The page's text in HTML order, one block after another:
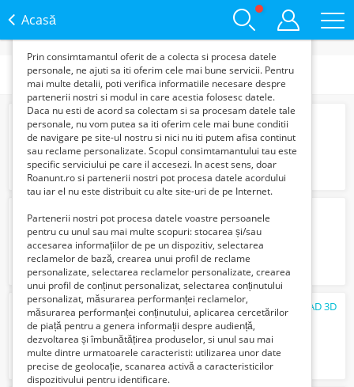
Acasă
Subcategorii
Sudor
Gratuit
Sef echipa montaj structuri metalice
Gratuit
Colaborator Arhitectură AutoCAD ArchiCAD 3D
Verifica cu vanzatorul
functie de interesele si nevoile tale. De asemenea, aceste
date sunt folosite pentru analizarea traffic-ului pe site-ul
Prin consimtamantul oferit de a colecta si procesa datele
personale, ne ajuti sa iti oferim cele mai bune servicii. Pentru
mai multe detalii, poti verifica informatiile necesare despre
partenerii nostri si modul in care acestia folosesc datele.
Daca nu esti de acord sa colectam si sa procesam datele tale
personale, nu vom putea sa iti oferim cele mai bune conditii
de navigare pe site-ul nostru si nici nu iti putem afisa continut
sau reclame personalizate. Scopul consimtamantului tau este
specific serviciului pe care il accesezi. In acest sens, doar
Roanunt.ro si partenerii nostri pot procesa datele acordului
tau iar el nu este distribuit cu alte site-uri de pe Internet.
Partenerii nostri pot procesa datele voastre persoanele
pentru cu unul sau mai multe scopuri: stocarea și/sau
accesarea informațiilor de pe un dispozitiv, selectarea
reclamelor de bază, crearea unui profil de reclame
personalizate, selectarea reclamelor personalizate, crearea
unui profil de conținut personalizat, selectarea conținutului
personalizat, măsurarea performanței reclamelor,
măsurarea performanței conținutului, aplicarea cercetărilor
de piață pentru a genera informații despre audiență,
dezvoltarea și îmbunătățirea produselor, si unul sau mai
multe dintre urmatoarele caracteristi: utilizarea unor date
precise de geolocație, scanarea activă a caracteristicilor
dispozitivului pentru identificare.